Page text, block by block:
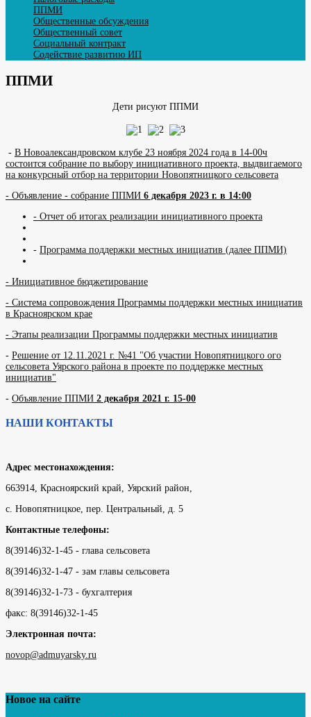
ППМИ
Общественные обсуждения
Общественный совет
Социальный контракт
Содействие развитию ИП
ППМИ
Дети рисуют ППМИ
- В Новоалександровском клубе 23 ноября 2024 года в 14-00ч
состоится собрание по выбору инициативного проекта, выдвигаемого
на конкурсный отбор на территории Новопятницкого сельсовета
- Объявление - собрание ППМИ 6 декабря 2023 г. в 14:00
- Отчет об итогах реализации инициативного проекта
- Программа поддержки местных инициатив (далее ППМИ)
- Инициативное бюджетирование
- Система сопровождения Программы поддержки местных инициатив
в Красноярском крае
- Этапы реализации Программы поддержки местных инициатив
- Решение от 12.11.2021 г. №41 "Об участии Новопятницкого ого
сельсовета Уярского района в проекте по поддержке местных
инициатив"
- Объявление ППМИ 2 декабря 2021 г. 15-00
НАШИ КОНТАКТЫ
Адрес местонахождения:
663914, Красноярский край, Уярский район,
с. Новопятницкое, пер. Центральный, д. 5
Контактные телефоны:
8(39146)32-1-45 - глава сельсовета
8(39146)32-1-47 - зам главы сельсовета
8(39146)32-1-73 - бухгалтерия
факс: 8(39146)32-1-45
Электронная почта:
novop@admuyarsky.ru
Новое на сайте